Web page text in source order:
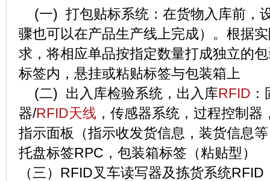
(一) 打包贴标系统：在货物入库前，
骤也可以在产品生产线上完成）。根据
求，将相应单品按指定数量打成独立的
标签内，悬挂或粘贴标签与包装箱上
(二) 出入库检验系统，出入库RFID
器/RFID天线 ，传感器系统，过程控制
指示面板（指示收发货信息，装货信息
托盘标签RPC，包装箱标签（粘贴型）
（三）RFID叉车读写器及拣货系统RFID